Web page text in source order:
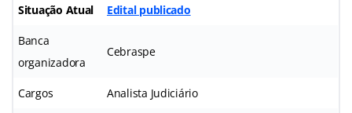
Situação Atual Edital publicado
Banca
organizadora
Cebraspe
Cargos Analista Judiciário